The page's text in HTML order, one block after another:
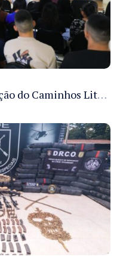
Sejusc participa da 5ª edição do Caminhos Literários com foco na cultura hip-hop nas unidades socioeducativas